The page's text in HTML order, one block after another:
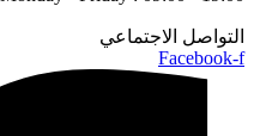
التواصل الاجتماعي
Facebook-f